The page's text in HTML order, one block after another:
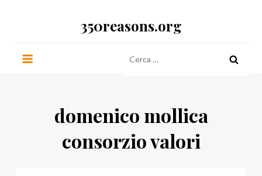
350reasons.org
per:
domenico mollica
consorzio valori